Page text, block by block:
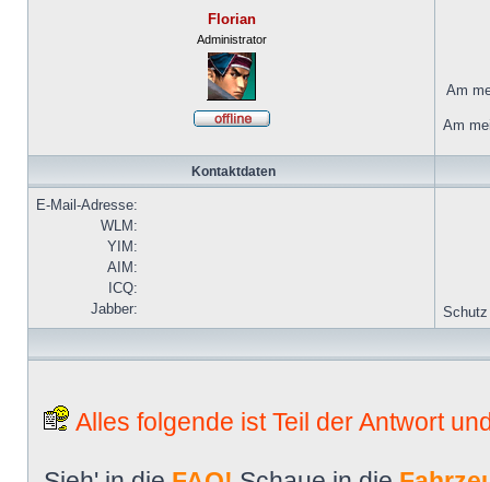
Florian
Administrator
Am
Am
Kontaktdaten
E-Mail-Adresse:
WLM:
YIM:
AIM:
ICQ:
Jabber:
Schutz
Alles folgende ist Teil der Antwort